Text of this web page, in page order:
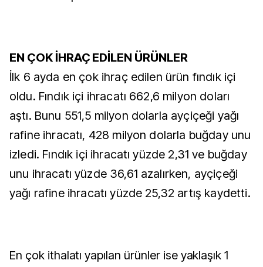
EN ÇOK İHRAÇ EDİLEN ÜRÜNLER
İlk 6 ayda en çok ihraç edilen ürün fındık içi
oldu. Fındık içi ihracatı 662,6 milyon doları
aştı. Bunu 551,5 milyon dolarla ayçiçeği yağı
rafine ihracatı, 428 milyon dolarla buğday unu
izledi. Fındık içi ihracatı yüzde 2,31 ve buğday
unu ihracatı yüzde 36,61 azalırken, ayçiçeği
yağı rafine ihracatı yüzde 25,32 artış kaydetti.
En çok ithalatı yapılan ürünler ise yaklaşık 1